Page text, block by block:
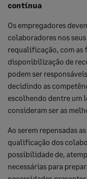
contínua
Os empregadores
colaboradores nos
requalificação, com as
disponibilização de
podem ser
decidindo as
escolhendo dentre um
consideram ser as
Ao serem repensadas
qualificação dos
possibilidade de,
necessárias para